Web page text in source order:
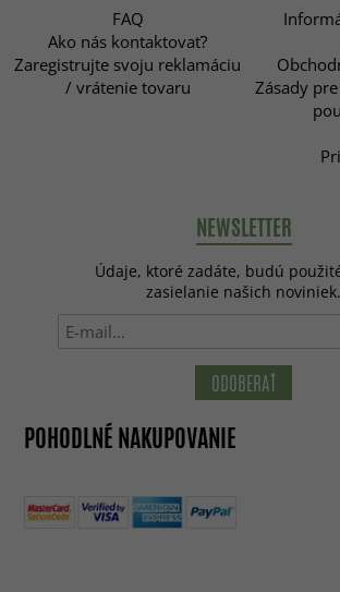
FAQ
Ako nás kontaktovať?
Zaregistrujte svoju reklamáciu
/ vrátenie tovaru
Zásady
NEWSLETTER
Údaje, ktoré zadáte, budú
zasielanie našich noviniek.
ODOBERAŤ
POHODLNÉ NAKUPOVANIE